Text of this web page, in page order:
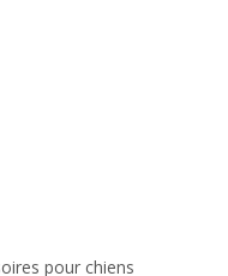
pour chiens